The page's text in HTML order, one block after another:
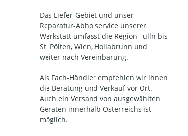
Das Liefer-Gebiet und unser
Reparatur-Abholservice unserer
Werkstatt umfasst die Region Tulln bis
St. Pölten, Wien, Hollabrunn und
weiter nach Vereinbarung.
Als Fach-Händler empfehlen wir ihnen
die Beratung und Verkauf vor Ort.
Auch ein Versand von ausgewählten
Geräten innerhalb Österreichs ist
möglich.